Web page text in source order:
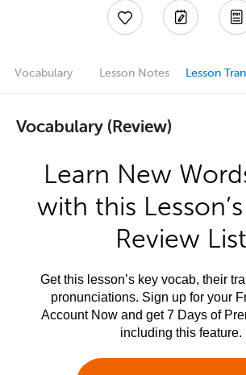
Vocabulary Lesson Notes Lesson
Vocabulary (Review)
Learn New
with this
Review List
Get this lesson’s key vocab, their
pronunciations. Sign up for your
Account Now and get 7 Days of
including this feature.